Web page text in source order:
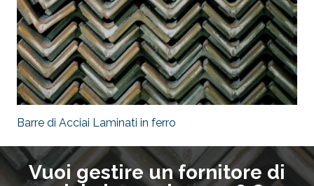
Barre di Acciai Laminati in ferro
Vuoi gestire un fornitore di